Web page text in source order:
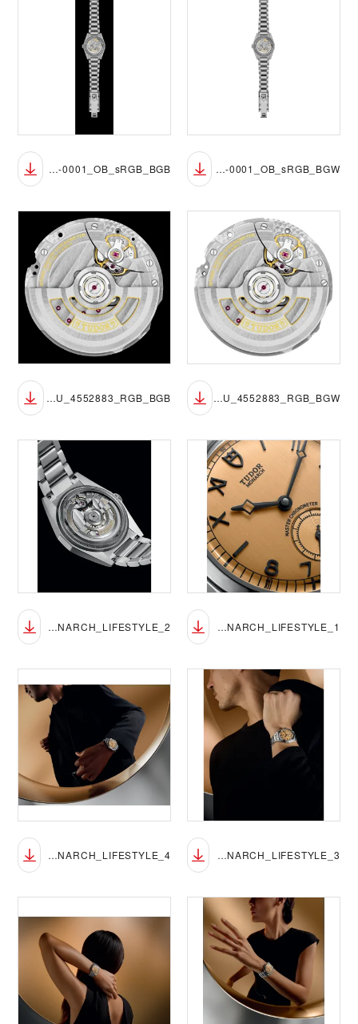
M2639W1A0U-0001_OB_sRGB_BGW
M2639W1A0U-0001_OB_sRGB_BGB
M2639W1A0U_4552883_RGB_BGW
M2639W1A0U_4552883_RGB_BGB
TUDOR_NP26_MONARCH_LIFESTYLE_1
TUDOR_NP26_MONARCH_LIFESTYLE_2
TUDOR_NP26_MONARCH_LIFESTYLE_3
TUDOR_NP26_MONARCH_LIFESTYLE_4